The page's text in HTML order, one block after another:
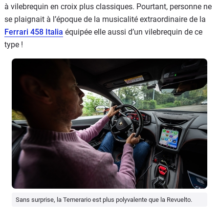
à vilebrequin en croix plus classiques. Pourtant, personne ne
se plaignait à l’époque de la musicalité extraordinaire de la
Ferrari 458 Italia équipée elle aussi d’un vilebrequin de ce
type !
Sans surprise, la Temerario est plus polyvalente que la Revuelto.